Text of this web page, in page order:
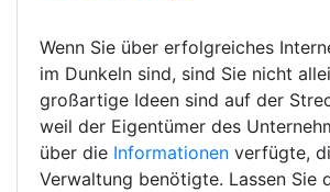
Wenn Sie über erfolgreiches
im Dunkeln sind, sind Sie nicht
großartige Ideen sind auf der
weil der Eigentümer des
über die Informationen verfügte,
Verwaltung benötigte. Lassen Sie